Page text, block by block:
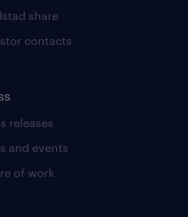
share
contacts
releases
and events
of work